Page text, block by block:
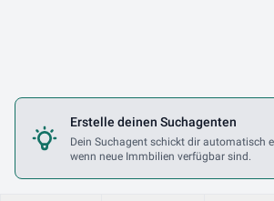
Erstelle deinen Suchagenten
Dein Suchagent schickt dir automatisch
wenn neue Immbilien verfügbar sind.